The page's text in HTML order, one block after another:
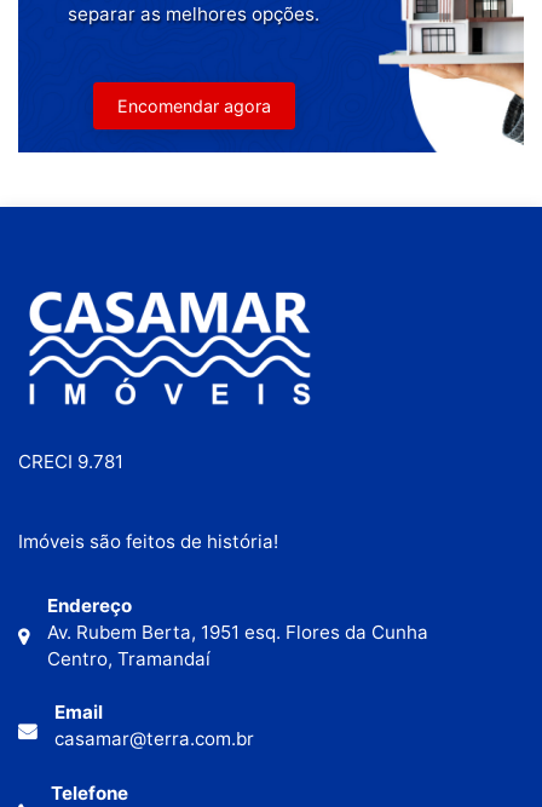
separar as melhores opções.
Encomendar agora
CRECI 9.781
Imóveis são feitos de história!
Endereço
Av. Rubem Berta, 1951 esq. Flores da Cunha
Centro, Tramandaí
Email
casamar@terra.com.br
Telefone